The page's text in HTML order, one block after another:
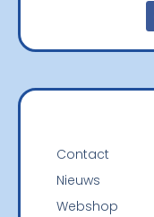
Contact
Nieuws
Webshop